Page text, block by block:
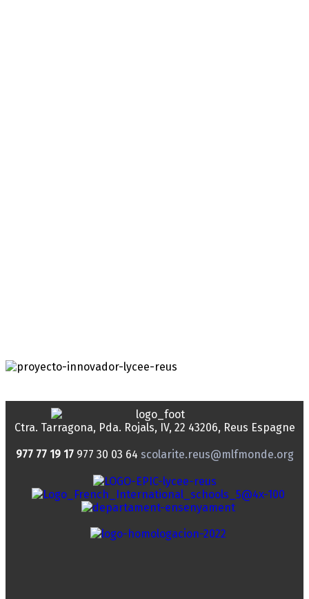
Ctra. Tarragona, Pda. Rojals, IV, 22 43206, Reus Espagne
977 77 19 17 977 30 03 64 scolarite.reus@mlfmonde.org